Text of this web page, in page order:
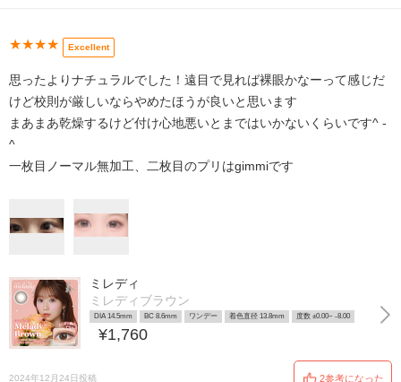
★★★★ Excellent
思ったよりナチュラルでした！遠目で見れば裸眼かなーって感じだ
けど校則が厳しいならやめたほうが良いと思います
まあまあ乾燥するけど付け心地悪いとまではいかないくらいです^ -
^
一枚目ノーマル無加工、二枚目のプリはgimmiです
ミレディ
ミレディブラウン
DIA 14.5mm BC 8.6mm ワンデー 着色直径 13.8mm 度数 ±0.00~ -8.00
¥1,760
2024年12月24日投稿 2参考になった